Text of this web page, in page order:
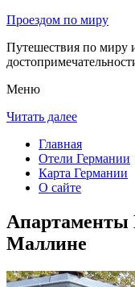
Проездом по миру
Путешествия по миру
Меню
Читать далее
Главная
Отели Германии
Карта Германии
О сайте
Апартаменты
Маллине